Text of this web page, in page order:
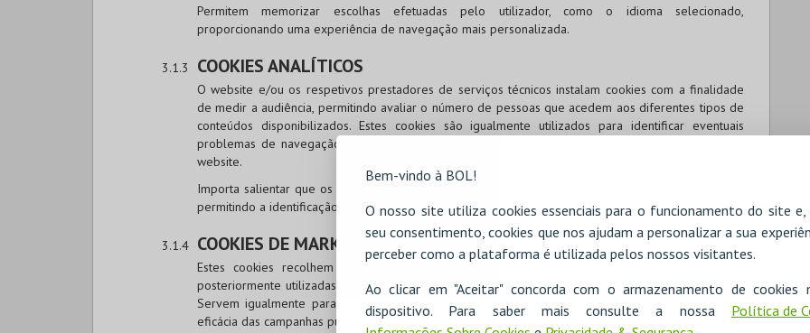
Bem-vindo à BOL!
O nosso site utiliza cookies essenciais para o funcionamento do site
seu consentimento, cookies que nos ajudam a personalizar a sua
perceber como a plataforma é utilizada pelos nossos visitantes.
Ao clicar em "Aceitar" concorda com o armazenamento de cookies
dispositivo. Para saber mais consulte a nossa Política de
Permitem memorizar escolhas efetuadas pelo utilizador, como o idioma selecionado,
proporcionando uma experiência de navegação mais personalizada.
COOKIES ANALÍTICOS
O website e/ou os respetivos prestadores de serviços técnicos instalam cookies com a finalidade
de medir a audiência, permitindo avaliar o número de pessoas que acedem aos diferentes tipos de
conteúdos disponibilizados. Estes cookies são igualmente utilizados para identificar eventuais
problemas de navegação, contribuindo para a melhoria contínua da experiência de utilização do
website.
Importa salientar que os dados recolhidos através destes cookies são agregados e anónimos, não
permitindo a identificação individual dos visitantes.
COOKIES DE MARKETING E PUBLICIDADE
Estes cookies recolhem informações sobre os hábitos de navegação do utilizador, que são
posteriormente utilizadas para apresentar anúncios mais relevantes, ajustados aos seus interesses.
Servem igualmente para limitar o número de vezes que um anúncio é exibido e para avaliar a
eficácia das campanhas publicitárias.